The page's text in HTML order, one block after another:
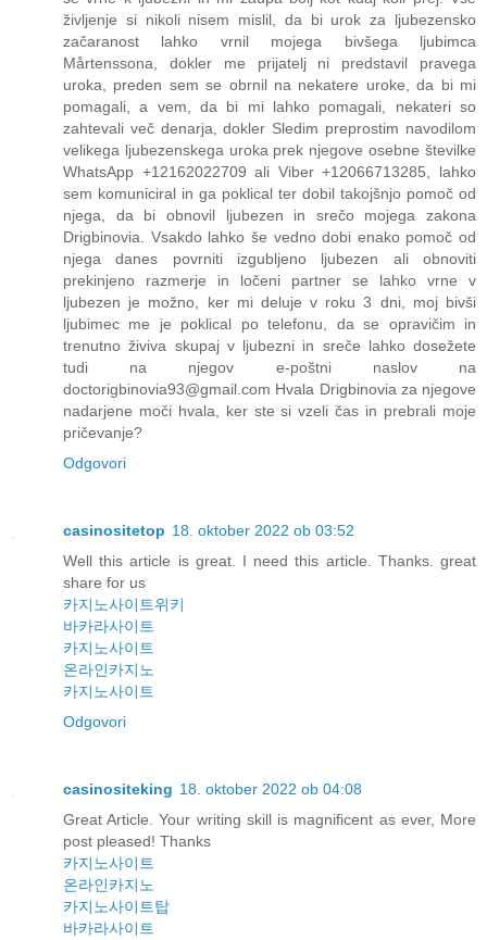
življenje si nikoli nisem mislil, da bi urok za ljubezensko
začaranost lahko vrnil mojega bivšega ljubimca
Mårtenssona, dokler me prijatelj ni predstavil pravega
uroka, preden sem se obrnil na nekatere uroke, da bi mi
pomagali, a vem, da bi mi lahko pomagali, nekateri so
zahtevali več denarja, dokler Sledim preprostim navodilom
velikega ljubezenskega uroka prek njegove osebne številke
WhatsApp +12162022709 ali Viber +12066713285, lahko
sem komuniciral in ga poklical ter dobil takojšnjo pomoč od
njega, da bi obnovil ljubezen in srečo mojega zakona
Drigbinovia. Vsakdo lahko še vedno dobi enako pomoč od
njega danes povrniti izgubljeno ljubezen ali obnoviti
prekinjeno razmerje in ločeni partner se lahko vrne v
ljubezen je možno, ker mi deluje v roku 3 dni, moj bivši
ljubimec me je poklical po telefonu, da se opravičim in
trenutno živiva skupaj v ljubezni in sreče lahko dosežete
tudi na njegov e-poštni naslov na
doctorigbinovia93@gmail.com Hvala Drigbinovia za njegove
nadarjene moči hvala, ker ste si vzeli čas in prebrali moje
pričevanje?
Odgovori
casinositetop 18. oktober 2022 ob 03:52
Well this article is great. I need this article. Thanks. great
share for us
카지노사이트위키
바카라사이트
카지노사이트
온라인카지노
카지노사이트
Odgovori
casinositeking 18. oktober 2022 ob 04:08
Great Article. Your writing skill is magnificent as ever, More
post pleased! Thanks
카지노사이트
온라인카지노
카지노사이트탑
바카라사이트